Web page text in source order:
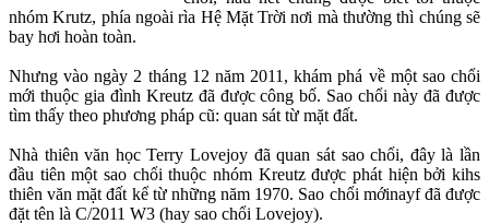
nhóm Krutz, phía ngoài rìa Hệ Mặt Trời nơi mà thường thì chúng sẽ
bay hơi hoàn toàn.
Nhưng vào ngày 2 tháng 12 năm 2011, khám phá về một sao chổi
mới thuộc gia đình Kreutz đã được công bố. Sao chổi này đã được
tìm thấy theo phương pháp cũ: quan sát từ mặt đất.
Nhà thiên văn học Terry Lovejoy đã quan sát sao chổi, đây là lần
đầu tiên một sao chổi thuộc nhóm Kreutz được phát hiện bởi kihs
thiên văn mặt đất kể từ những năm 1970. Sao chổi mớinayf đã được
đặt tên là C/2011 W3 (hay sao chổi Lovejoy).